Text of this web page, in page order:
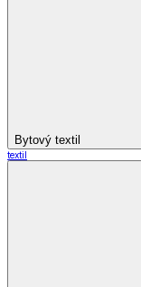
Bytový textil
textil